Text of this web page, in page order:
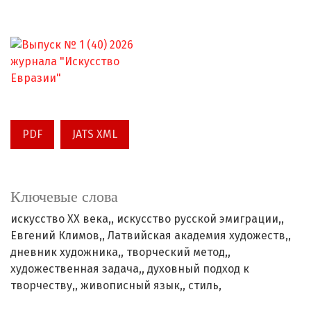
PDF JATS XML
Ключевые слова
искусство XX века, искусство русской эмиграции,
Евгений Климов, Латвийская академия художеств,
дневник художника, творческий метод,
художественная задача, духовный подход к
творчеству, живописный язык, стиль,